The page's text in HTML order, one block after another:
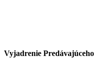
Vyjadrenie Predávajúceho